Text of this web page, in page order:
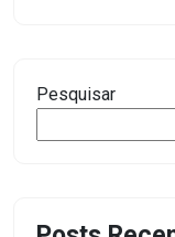
Pesquisar